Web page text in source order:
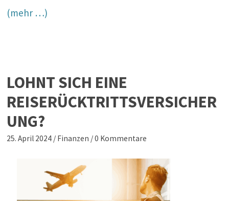
(mehr …)
LOHNT SICH EINE
REISERÜCKTRITTSVERSICHER
UNG?
25. April 2024 / Finanzen /0 Kommentare